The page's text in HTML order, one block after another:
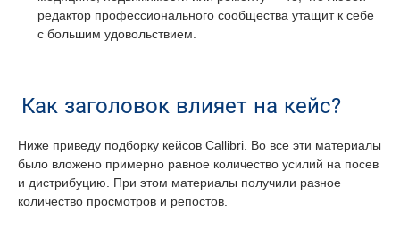
редактор профессионального сообщества утащит к себе
с большим удовольствием.
Как заголовок влияет на кейс?
Ниже приведу подборку кейсов Callibri. Во все эти материалы
было вложено примерно равное количество усилий на посев
и дистрибуцию. При этом материалы получили разное
количество просмотров и репостов.